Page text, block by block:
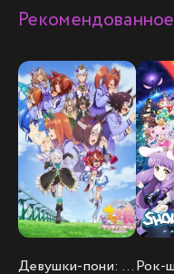
Рекомендованное
Девушки-пони: Славное дерби (2 сезон)